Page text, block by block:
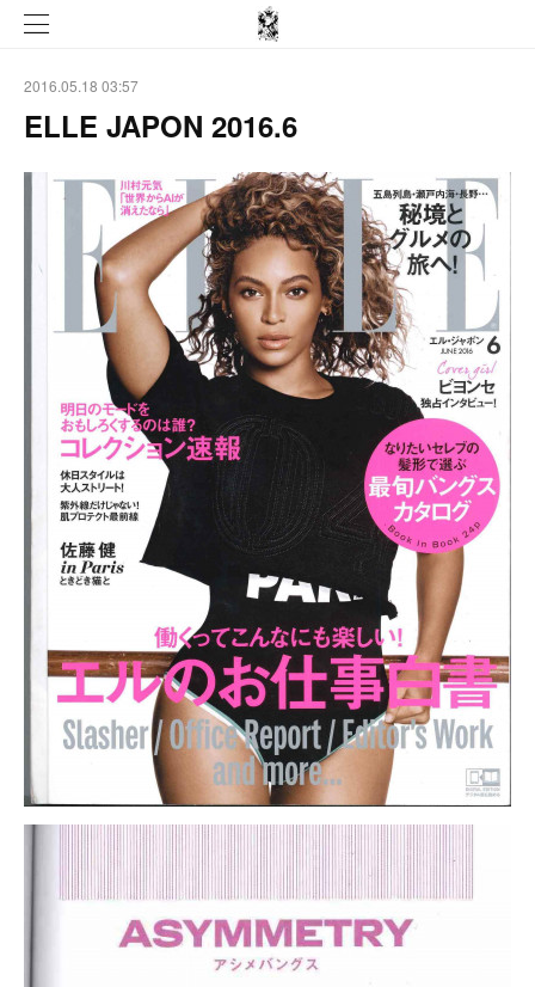
2016.05.18 03:57
ELLE JAPON 2016.6